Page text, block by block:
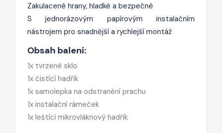
Zakulacené hrany, hladké a bezpečné
S jednorázovým papírovým instalačním
nástrojem pro snadnější a rychlejší montáž
Obsah balení:
1x tvrzené sklo
1x čistící hadřík
1x samolepka na odstranění prachu
1x instalační rámeček
1x leštící mikrovláknový hadřík